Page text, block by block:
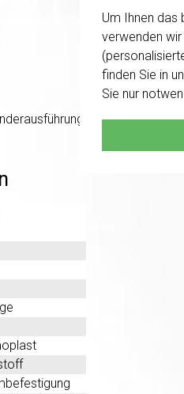
Um Ihnen das
verwenden
finden Sie in
Sie nur
Nicht geeignet,